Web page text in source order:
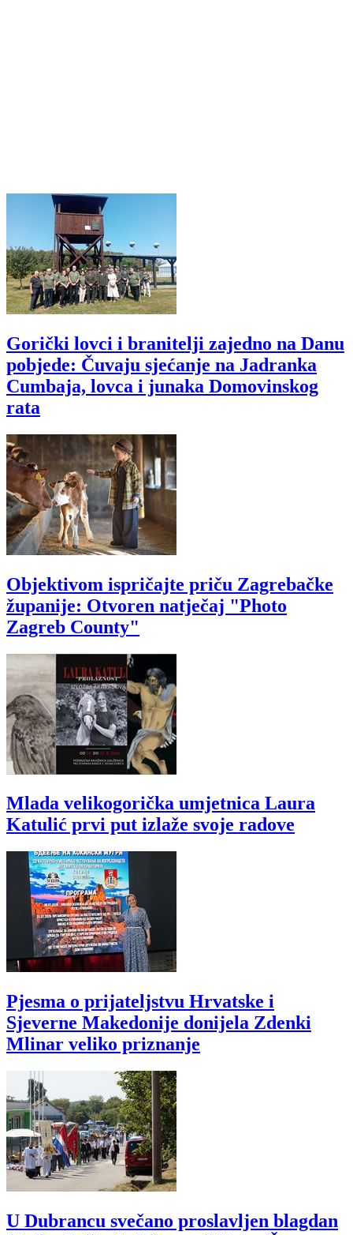
Gorički lovci i branitelji zajedno na Danu
pobjede: Čuvaju sjećanje na Jadranka
Cumbaja, lovca i junaka Domovinskog
rata
Objektivom ispričajte priču Zagrebačke
županije: Otvoren natječaj "Photo
Zagreb County"
Mlada velikogorička umjetnica Laura
Katulić prvi put izlaže svoje radove
Pjesma o prijateljstvu Hrvatske i
Sjeverne Makedonije donijela Zdenki
Mlinar veliko priznanje
U Dubrancu svečano proslavljen blagdan